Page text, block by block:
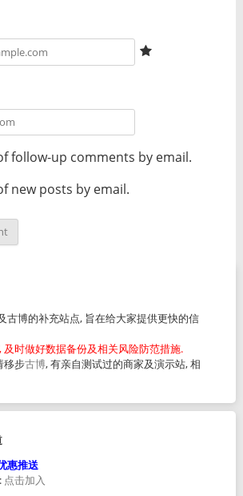
follow-up comments by email.
new posts by email.
古博的补充站点, 旨在给大家提供更快的信
及时做好数据备份及相关风险防范措施.
移步古博, 有亲自测试过的商家及演示站, 相
惠推送
点击加入